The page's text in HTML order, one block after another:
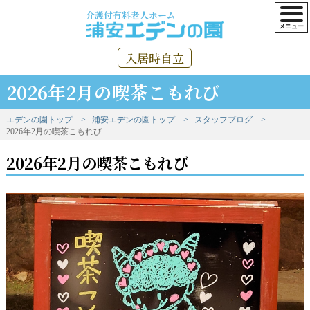
介護付有料老人ホーム
入居時自立
2026年2月の喫茶こもれび
エデンの園トップ 浦安エデンの園トップ
スタッフブログ
2026年2月の喫茶こもれび
2026年2月の喫茶こもれび